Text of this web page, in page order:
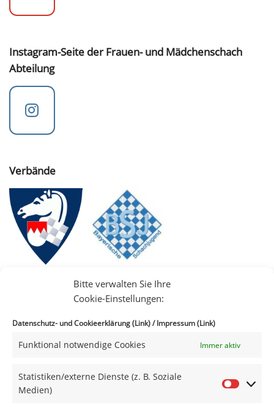
Bitte verwalten Sie Ihre
Cookie-Einstellungen:
Datenschutz- und Cookieerklärung (Link)/Impressum (Link)
Funktional notwendige Cookies Immer aktiv
Statistiken/externe Dienste (z. B. Soziale
Medien)
Instagram-Seite der Frauen- und Mädchenschach
Abteilung
Verbände